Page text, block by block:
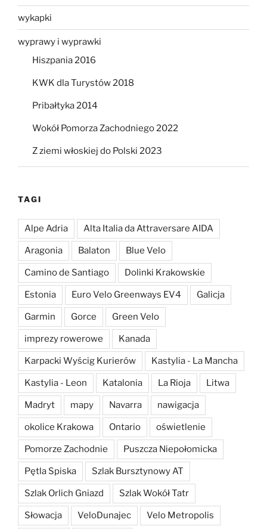
wykapki
wyprawy i wyprawki
Hiszpania 2016
KWK dla Turystów 2018
Pribałtyka 2014
Wokół Pomorza Zachodniego 2022
Z ziemi włoskiej do Polski 2023
TAGI
Alpe Adria Alta Italia da Attraversare AIDA
Aragonia Balaton Blue Velo
Camino de Santiago Dolinki Krakowskie
Estonia Euro Velo Greenways EV4 Galicja
Garmin Gorce Green Velo
imprezy rowerowe Kanada
Karpacki Wyścig Kurierów Kastylia - La Mancha
Kastylia - Leon Katalonia La Rioja Litwa
Madryt mapy Navarra nawigacja
okolice Krakowa Ontario oświetlenie
Pomorze Zachodnie Puszcza Niepołomicka
Pętla Spiska Szlak Bursztynowy AT
Szlak Orlich Gniazd Szlak Wokół Tatr
Słowacja VeloDunajec Velo Metropolis